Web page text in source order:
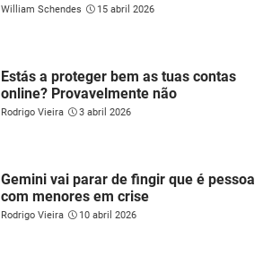
William Schendes 15 abril 2026
Estás a proteger bem as tuas contas
online? Provavelmente não
Rodrigo Vieira 3 abril 2026
Gemini vai parar de fingir que é pessoa
com menores em crise
Rodrigo Vieira 10 abril 2026